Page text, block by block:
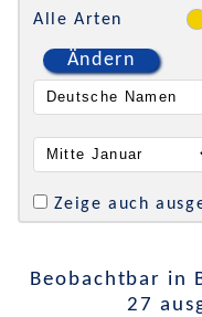
Alle Arten
Ändern
Zeige auch
Beobachtbar in
27